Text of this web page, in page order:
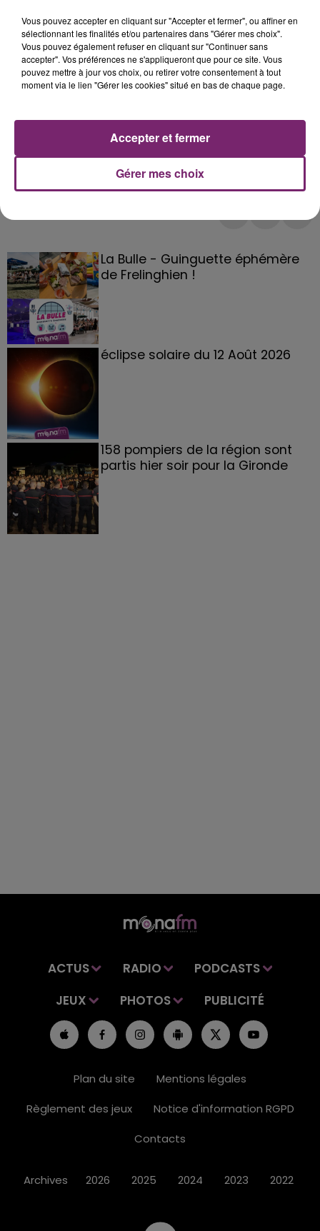
La Bulle - Guinguette éphémère
de Frelinghien !
éclipse solaire du 12 Août 2026
158 pompiers de la région sont
partis hier soir pour la Gironde
ACTUS RADIO
PODCASTS
JEUX
PHOTOS PUBLICITÉ
Plan du site
Mentions légales
Règlement des jeux
Notice d'information RGPD
Contacts
Archives 2026 2025 2024 2023 2022
Vous pouvez accepter en cliquant sur "Accepter et fermer", ou affiner en
sélectionnant les finalités et/ou partenaires dans "Gérer mes choix".
Vous pouvez également refuser en cliquant sur "Continuer sans
accepter". Vos préférences ne s'appliqueront que pour ce site. Vous
pouvez mettre à jour vos choix, ou retirer votre consentement à tout
moment via le lien "Gérer les cookies" situé en bas de chaque page.
Gérer mes choix
Accepter et fermer